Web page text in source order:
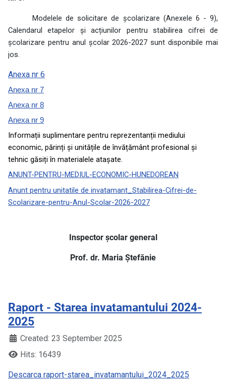
Modelele de solicitare de școlarizare (Anexele 6 - 9),
Calendarul etapelor și acțiunilor pentru stabilirea cifrei de
școlarizare pentru anul școlar 2026-2027 sunt disponibile mai
jos.
Anexa nr 6
Anexa nr 7
Anexa nr 8
Anexa nr 9
Informații suplimentare pentru reprezentanții mediului
economic, părinți și unitățile de învățământ profesional și
tehnic găsiți în materialele atașate.
ANUNT-PENTRU-MEDIUL-ECONOMIC-HUNEDOREAN
Anunt pentru unitatile de invatamant_Stabilirea-Cifrei-de-
Scolarizare-pentru-Anul-Scolar-2026-2027
Inspector școlar general
Prof. dr. Maria Ștefănie
Raport - Starea invatamantului 2024-
2025
Created: 23 September 2025
Hits: 16439
Descarca raport-starea_invatamantului_2024_2025